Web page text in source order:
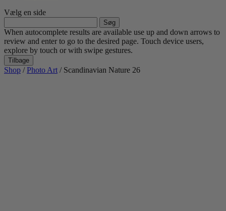
Vælg en side
efter:
When autocomplete results are available use up and down arrows to
review and enter to go to the desired page. Touch device users,
explore by touch or with swipe gestures.
Tilbage
Shop /Photo Art / Scandinavian Nature 26